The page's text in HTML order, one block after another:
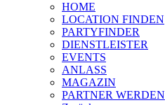
HOME
LOCATION FINDEN
PARTYFINDER
DIENSTLEISTER
EVENTS
ANLASS
MAGAZIN
PARTNER WERDEN